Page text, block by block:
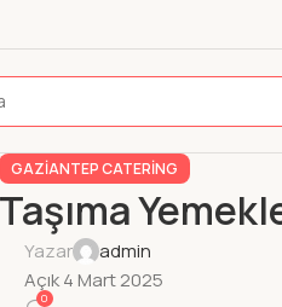
GAZIANTEP CATERING
Yazar
admin
Açık 4 Mart 2025
0